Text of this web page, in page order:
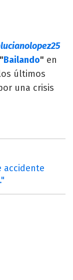
"Bailando" en
últimos
una crisis
accidente